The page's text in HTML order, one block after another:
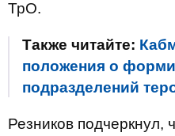
ТрО.
Также читайте:
положения о
подразделений
Резников подчеркнул,